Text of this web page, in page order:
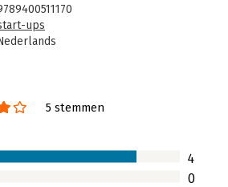
blijkt niet te werken. Er komt
om het bedrijf draaiende te
over de zoektocht naar een
vinden van investeerders, het
en het opnieuw opbouwen van zijn
ups
5 stemmen
4
0